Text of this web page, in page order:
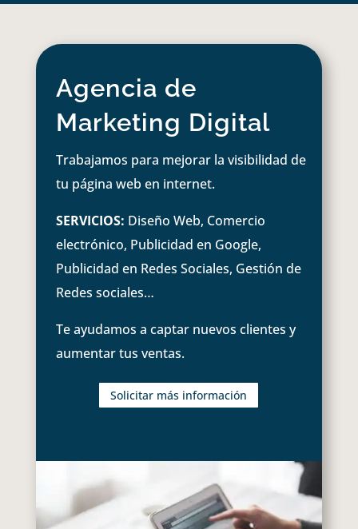
Agencia de
Marketing Digital
Trabajamos para mejorar la visibilidad de
tu página web en internet.
SERVICIOS: Diseño Web, Comercio
electrónico, Publicidad en Google,
Publicidad en Redes Sociales, Gestión de
Redes sociales…
Te ayudamos a captar nuevos clientes y
aumentar tus ventas.
Solicitar más información